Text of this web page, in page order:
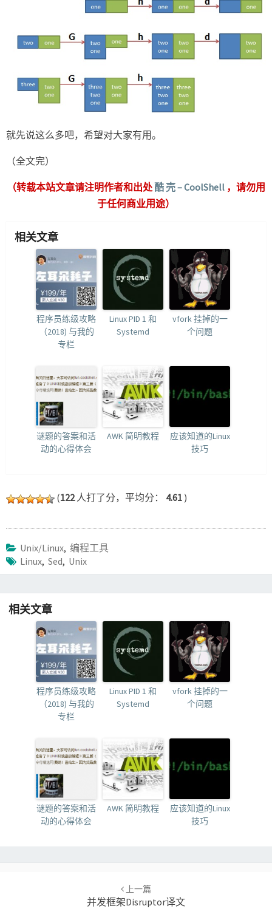
就先说这么多吧，希望对大家有用。
（全文完）
（转载本站文章请注明作者和出处酷 壳 – CoolShell ，请勿用
于任何商业用途）
相关文章
程序员练级攻略
（2018) 与我的
专栏
Linux PID 1 和
Systemd
vfork 挂掉的一
个问题
谜题的答案和活
动的心得体会
AWK 简明教程
应该知道的Linux
技巧
(122人打了分，平均分： 4.61 )
Unix/Linux, 编程工具
Linux, Sed, Unix
相关文章
程序员练级攻略
（2018) 与我的
专栏
Linux PID 1 和
Systemd
vfork 挂掉的一
个问题
谜题的答案和活
动的心得体会
AWK 简明教程
应该知道的Linux
技巧
上一篇
并发框架Disruptor译文